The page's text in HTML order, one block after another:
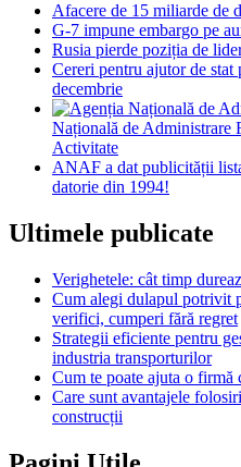
Afacere de 15 miliarde de
G-7 impune embargo pe
Rusia pierde poziția de
Cereri pentru ajutor de
decembrie
Națională de Administrare
Activitate
ANAF a dat publicității
datorie din 1994!
Ultimele publicate
Verighetele: cât timp
Cum alegi dulapul potrivit
verifici, cumperi fără regret
Strategii eficiente pentru
industria transporturilor
Cum te poate ajuta o firmă
Care sunt avantajele
construcții